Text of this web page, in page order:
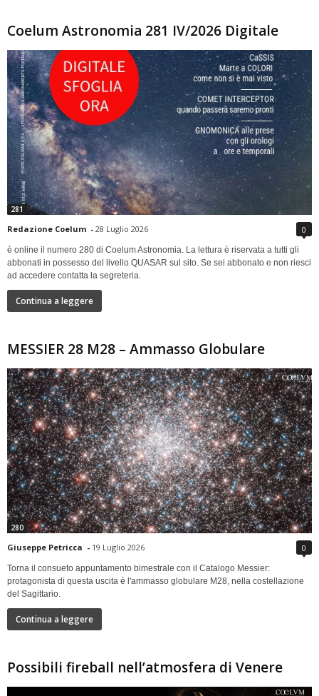
Coelum Astronomia 281 IV/2026 Digitale
281
Redazione Coelum - 28 Luglio 2026 0
è online il numero 280 di Coelum Astronomia. La lettura è riservata a tutti gli
abbonati in possesso del livello QUASAR sul sito. Se sei abbonato e non riesci
ad accedere contatta la segreteria.
Continua a leggere
MESSIER 28 M28 – Ammasso Globulare
280
Giuseppe Petricca - 19 Luglio 2026 0
Torna il consueto appuntamento bimestrale con il Catalogo Messier:
protagonista di questa uscita è l'ammasso globulare M28, nella costellazione
del Sagittario.
Continua a leggere
Possibili fireball nell’atmosfera di Venere